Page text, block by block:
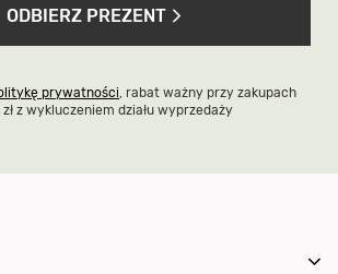
ODBIERZ PREZENT
prywatności, rabat ważny przy zakupach
z wykluczeniem działu wyprzedaży